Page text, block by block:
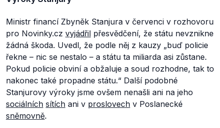
Ministr financí Zbyněk Stanjura v červenci v rozhovoru
pro Novinky.cz vyjádřil přesvědčení, že státu nevznikne
žádná škoda. Uvedl, že podle něj z kauzy „buď policie
řekne – nic se nestalo – a státu ta miliarda asi zůstane.
Pokud policie obviní a obžaluje a soud rozhodne, tak to
nakonec také propadne státu.“ Další podobné
Stanjurovy výroky jsme ovšem nenašli ani na jeho
sociálních sítích ani v proslovech v Poslanecké
sněmovně.